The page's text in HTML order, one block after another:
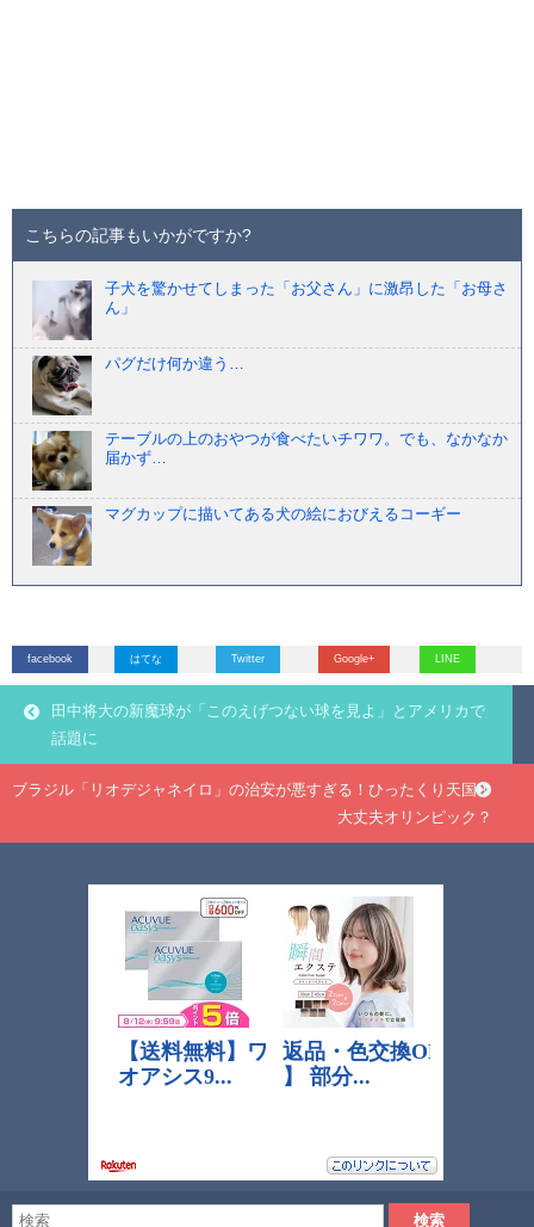
こちらの記事もいかがですか?
子犬を驚かせてしまった「お父さん」に激昂した「お母さ
ん」
パグだけ何か違う…
テーブルの上のおやつが食べたいチワワ。でも、なかなか
届かず…
マグカップに描いてある犬の絵におびえるコーギー
facebook はてな Twitter Google+ LINE
田中将大の新魔球が「このえげつない球を見よ」とアメリカで
話題に
ブラジル「リオデジャネイロ」の治安が悪すぎる！ひったくり天国！
大丈夫オリンピック？